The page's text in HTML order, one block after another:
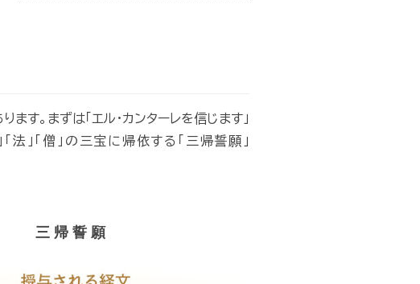
candid dialogue】
す。まずは「エル・カンターレを信じます」
」「僧」の三宝に帰依する「三帰誓願」
三 帰 誓 願